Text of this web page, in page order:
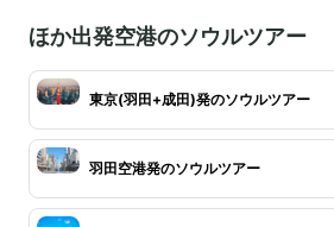
ほか出発空港のソウルツアー
東京(羽田+成田)発のソウルツアー
羽田空港発のソウルツアー